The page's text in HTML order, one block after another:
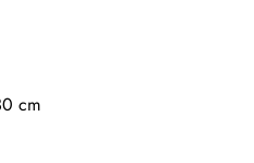
cm